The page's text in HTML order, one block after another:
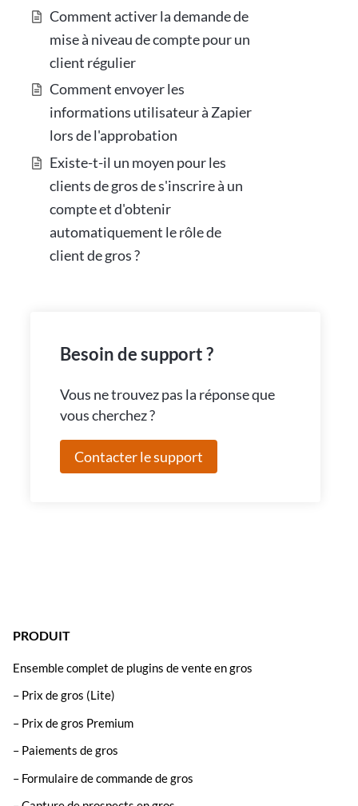
Comment activer la demande de
mise à niveau de compte pour un
client régulier
Comment envoyer les
informations utilisateur à Zapier
lors de l'approbation
Existe-t-il un moyen pour les
clients de gros de s'inscrire à un
compte et d'obtenir
automatiquement le rôle de
client de gros ?
Besoin de support ?
Vous ne trouvez pas la réponse que
vous cherchez ?
Contacter le support
PRODUIT
Ensemble complet de plugins de vente en gros
– Prix de gros (Lite)
– Prix de gros Premium
– Paiements de gros
– Formulaire de commande de gros